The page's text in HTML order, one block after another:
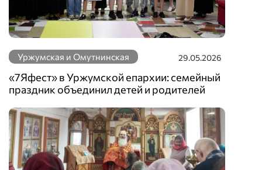
Уржумская и Омутнинская 29.05.2026
«7Яфест» в Уржумской епархии: семейный
праздник объединил детей и родителей